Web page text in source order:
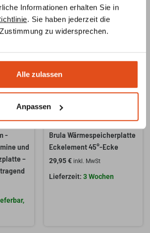
Informationen erhalten Sie in
. Sie haben jederzeit die
zu widersprechen.
Alle zulassen
Anpassen
-
und
–
Brula Wärmespeicherplatte
Eckelement 45°-Ecke
29,95€ inkl. MwSt
3 Wochen